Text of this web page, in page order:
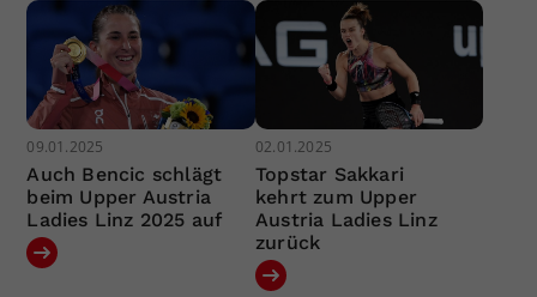
09.01.2025
Auch Bencic schlägt
beim Upper Austria
Ladies Linz 2025 auf
02.01.2025
Topstar Sakkari
kehrt zum Upper
Austria Ladies Linz
zurück